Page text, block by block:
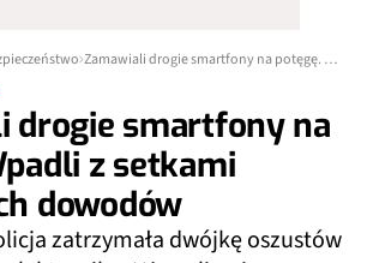
drogie smartfony na
z setkami
dowodów
zatrzymała dwójkę oszustów